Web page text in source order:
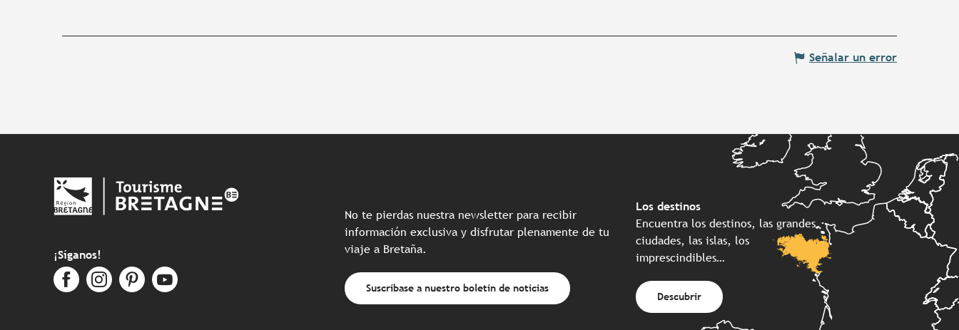
Señalar un error
¡Síganos!
No te pierdas nuestra newsletter para recibir
información exclusiva y disfrutar plenamente de tu
viaje a Bretaña.
Suscríbase a nuestro boletín de noticias
Los destinos
Encuentra los destinos, las grandes
ciudades, las islas, los
imprescindibles…
Descubrir